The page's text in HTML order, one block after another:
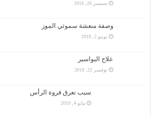
سبتمبر 20, 2018
وصفة منعشة سموثي الموز
يونيو 2, 2018
علاج البواسير
نوفمبر 22, 2018
سبب تعرق فروة الرأس
مايو 4, 2019